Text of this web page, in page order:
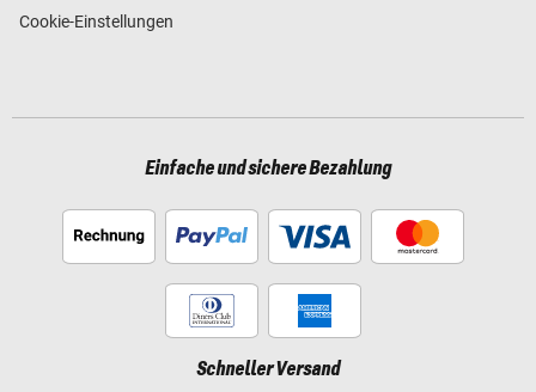
Cookie-Einstellungen
Einfache und sichere Bezahlung
Schneller Versand